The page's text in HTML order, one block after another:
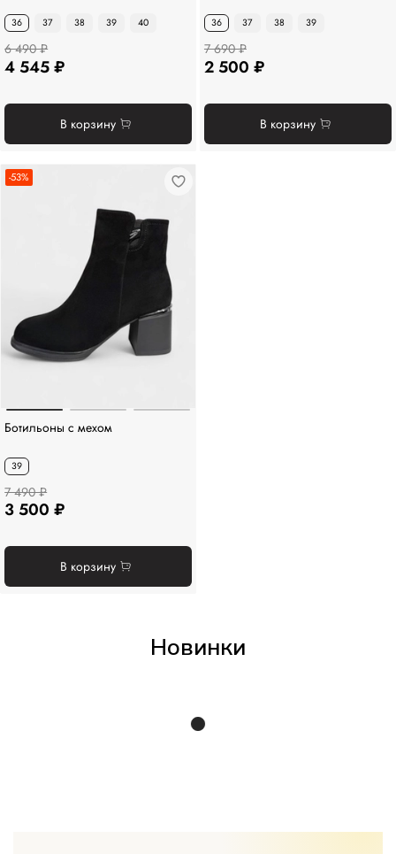
36 37 38 39 40
6 490 ₽
4 545 ₽
В корзину
36 37 38 39
7 690 ₽
2 500 ₽
В корзину
-53%
Ботильоны с мехом
39
7 490 ₽
3 500 ₽
В корзину
Новинки